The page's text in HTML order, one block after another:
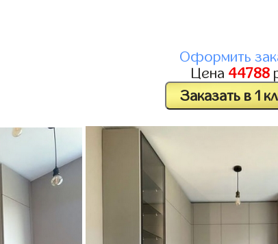
Оформить
Цена 44788
Заказать в 1